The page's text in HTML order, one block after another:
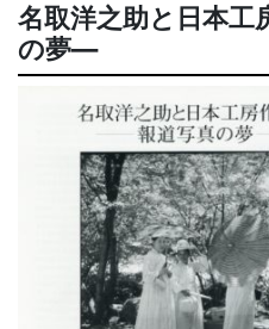
名取洋之助と日本
の夢―